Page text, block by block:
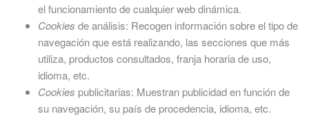
el funcionamiento de cualquier web dinámica.
Cookies de análisis: Recogen información sobre el tipo de
navegación que está realizando, las secciones que más
utiliza, productos consultados, franja horaria de uso,
idioma, etc.
Cookies publicitarias: Muestran publicidad en función de
su navegación, su país de procedencia, idioma, etc.